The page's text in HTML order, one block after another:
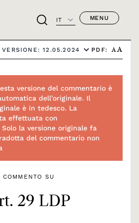
IT MENU
VERSIONE: 12.05.2024 PDF: A A
versione del commentario è
dell’originale. Il
è in tedesco. La
effettuata con
la versione originale fa
del commentario non
COMMENTO SU
29 LDP